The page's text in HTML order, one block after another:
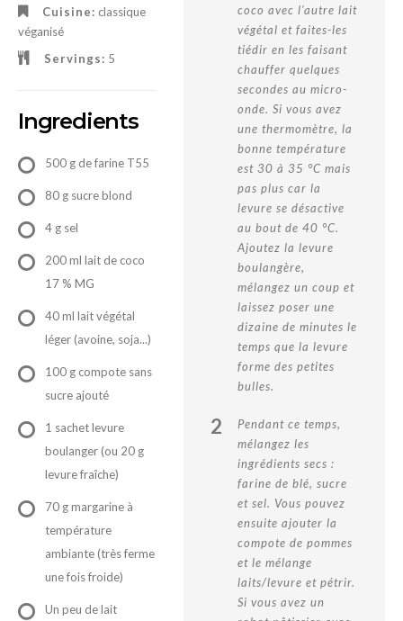
Cuisine: classique
véganisé
Servings: 5
Ingredients
500 g de farine T55
80 g sucre blond
4 g sel
200 ml lait de coco
17 % MG
40 ml lait végétal
léger (avoine, soja...)
100 g compote sans
sucre ajouté
1 sachet levure
boulanger (ou 20 g
levure fraîche)
70 g margarine à
température
ambiante (très ferme
une fois froide)
Un peu de lait
coco avec l'autre lait
végétal et faites-les
tiédir en les faisant
chauffer quelques
secondes au micro-
onde. Si vous avez
une thermomètre, la
bonne température
est 30 à 35 °C mais
pas plus car la
levure se désactive
au bout de 40 °C.
Ajoutez la levure
boulangère,
mélangez un coup et
laissez poser une
dizaine de minutes le
temps que la levure
forme des petites
bulles.
2
Pendant ce temps,
mélangez les
ingrédients secs :
farine de blé, sucre
et sel. Vous pouvez
ensuite ajouter la
compote de pommes
et le mélange
laits/levure et pétrir.
Si vous avez un